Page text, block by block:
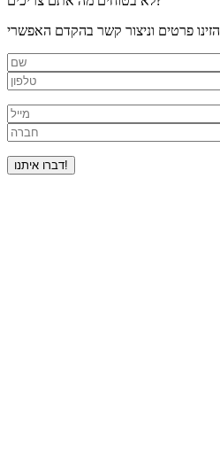
הזינו פרטים וניצור קשר בהקדם האפשרי